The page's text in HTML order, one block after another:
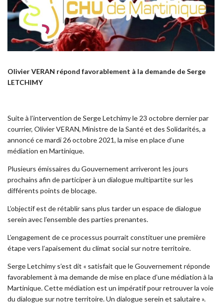
Olivier VERAN répond favorablement à la demande de Serge
LETCHIMY
Suite à l’intervention de Serge Letchimy le 23 octobre dernier par
courrier, Olivier VERAN, Ministre de la Santé et des Solidarités, a
annoncé ce mardi 26 octobre 2021, la mise en place d’une
médiation en Martinique.
Plusieurs émissaires du Gouvernement arriveront les jours
prochains afin de participer à un dialogue multipartite sur les
différents points de blocage.
L’objectif est de rétablir sans plus tarder un espace de dialogue
serein avec l’ensemble des parties prenantes.
L’engagement de ce processus pourrait constituer une première
étape vers l’apaisement du climat social sur notre territoire.
Serge Letchimy s’est dit « satisfait que le Gouvernement réponde
favorablement à ma demande de mise en place d’une médiation à la
Martinique. Cette médiation est un impératif pour retrouver la voie
du dialogue sur notre territoire. Un dialogue serein et salutaire ».